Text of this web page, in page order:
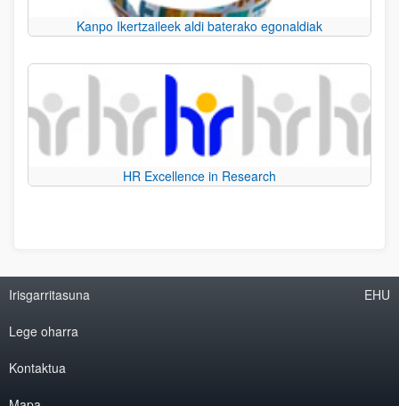
Kanpo Ikertzaileek aldi baterako egonaldiak
HR Excellence in Research
Irisgarritasuna
Lege oharra
Kontaktua
EHU